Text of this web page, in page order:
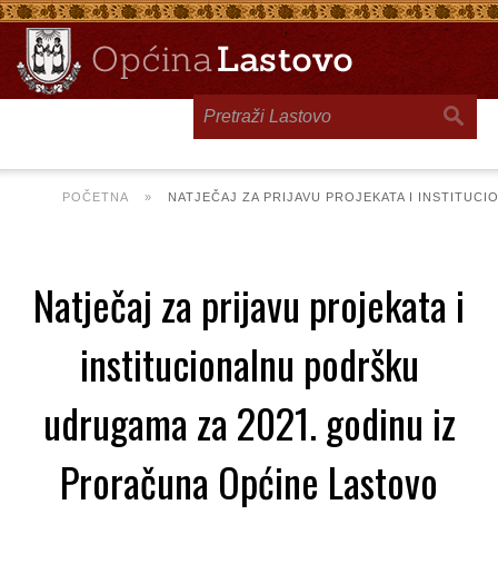
POČETNA » NATJEČAJ ZA PRIJAVU PROJEKATA I
Natječaj za prijavu projekata i
institucionalnu podršku
udrugama za 2021. godinu iz
Proračuna Općine Lastovo